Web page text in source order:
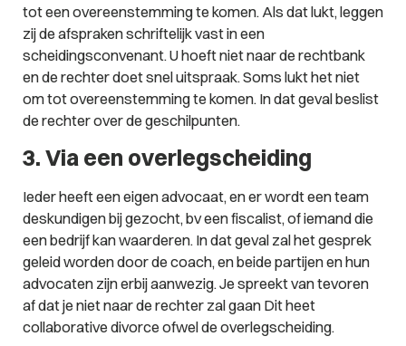
tot een overeenstemming te komen. Als dat lukt, leggen
zij de afspraken schriftelijk vast in een
scheidingsconvenant. U hoeft niet naar de rechtbank
en de rechter doet snel uitspraak. Soms lukt het niet
om tot overeenstemming te komen. In dat geval beslist
de rechter over de geschilpunten.
3. Via een overlegscheiding
Ieder heeft een eigen advocaat, en er wordt een team
deskundigen bij gezocht, bv een fiscalist, of iemand die
een bedrijf kan waarderen. In dat geval zal het gesprek
geleid worden door de coach, en beide partijen en hun
advocaten zijn erbij aanwezig. Je spreekt van tevoren
af dat je niet naar de rechter zal gaan Dit heet
collaborative divorce ofwel de overlegscheiding.